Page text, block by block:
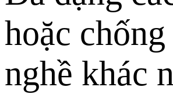
hoặc
nghề khác